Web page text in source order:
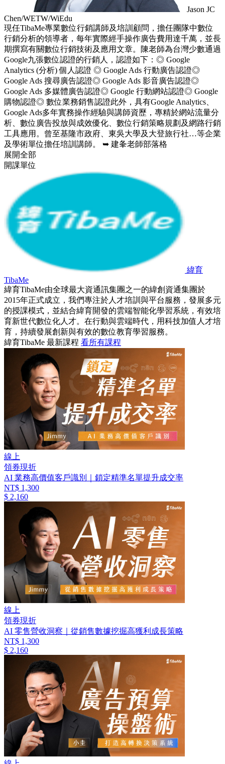
Jason JC
Chen/WETW/WiEdu
現任TibaMe專業數位行銷講師及培訓顧問，擔任團隊中數位
行銷分析的領導者，每年實際經手操作廣告費用達千萬，並長
期撰寫有關數位行銷技術及應用文章。陳老師為台灣少數通過
Google九張數位認證的行銷人，認證如下：◎ Google
Analytics (分析) 個人認證 ◎ Google Ads 行動廣告認證◎
Google Ads 搜尋廣告認證◎ Google Ads 影音廣告認證◎
Google Ads 多媒體廣告認證◎ Google 行動網站認證◎ Google
購物認證◎ 數位業務銷售認證此外，具有Google Analytics、
Google Ads多年實務操作經驗與講師資歷，專精於網站流量分
析、數位廣告投放與成效優化、數位行銷策略規劃及網路行銷
工具應用。曾至基隆市政府、東吳大學及大登旅行社…等企業
及學術單位擔任培訓講師。 ➥ 建夆老師部落格
展開全部
開課單位
緯育
TibaMe
緯育TibaMe由全球最大資通訊集團之一的緯創資通集團於
2015年正式成立，我們專注於人才培訓與平台服務，發展多元
的授課模式，並結合緯育開發的雲端智能化學習系統，有效培
育新世代數位化人才。在行動與雲端時代，用科技加值人才培
育，持續發展創新與有效的數位教育學習服務。
緯育TibaMe 最新課程 看所有課程
線上
領券現折
AI 業務高價值客戶識別｜鎖定精準名單提升成交率
NT$ 1,300
$ 2,160
線上
領券現折
AI 零售營收洞察｜從銷售數據挖掘高獲利成長策略
NT$ 1,300
$ 2,160